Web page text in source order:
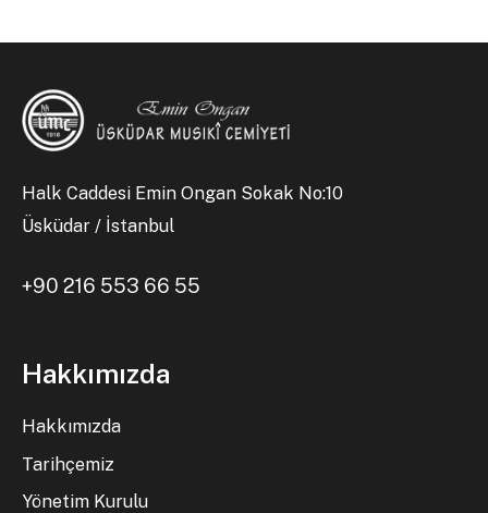
Halk Caddesi Emin Ongan Sokak No:10
Üsküdar / İstanbul
+90 216 553 66 55
Hakkımızda
Hakkımızda
Tarihçemiz
Yönetim Kurulu